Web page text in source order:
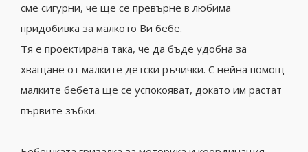
сме сигурни, че ще се превърне в любима
придобивка за малкото Ви бебе.
Тя е проектирана така, че да бъде удобна за
хващане от малките детски ръчички. С нейна помощ
малките бебета ще се успокояват, докато им растат
първите зъбки.